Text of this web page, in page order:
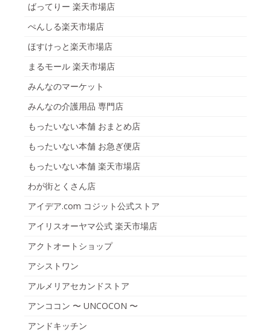
ばってりー 楽天市場店
ぺんしる楽天市場店
ほすけっと楽天市場店
まるモール 楽天市場店
みんなのマーケット
みんなの介護用品 専門店
もったいない本舗 おまとめ店
もったいない本舗 お急ぎ便店
もったいない本舗 楽天市場店
わが街とくさん店
アイデア.com コジット公式ストア
アイリスオーヤマ公式 楽天市場店
アクトオートショップ
アシストワン
アルメリアセカンドストア
アンココン 〜 UNCOCON 〜
アンドキッチン